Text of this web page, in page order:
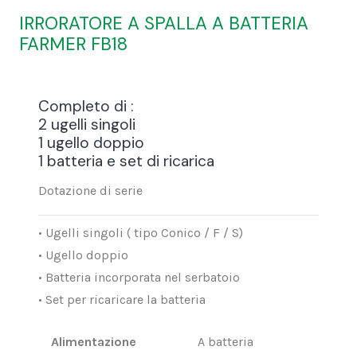
IRRORATORE A SPALLA A BATTERIA
FARMER FB18
Completo di :
2 ugelli singoli
1 ugello doppio
1 batteria e set di ricarica
Dotazione di serie
• Ugelli singoli ( tipo Conico / F / S)
• Ugello doppio
• Batteria incorporata nel serbatoio
• Set per ricaricare la batteria
Alimentazione
A batteria